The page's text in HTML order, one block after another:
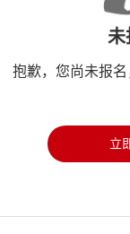
未
抱歉，您尚未报名
立